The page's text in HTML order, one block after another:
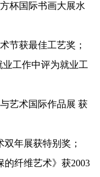
杯国际书画大展水
节获最佳工艺奖；
业工作中评为就业工
艺术国际作品展 获
双年展获特别奖；
纤维艺术》获2003